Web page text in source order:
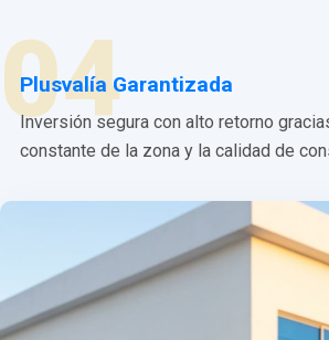
04
Plusvalía Garantizada
Inversión segura con alto retorno
constante de la zona y la calidad de